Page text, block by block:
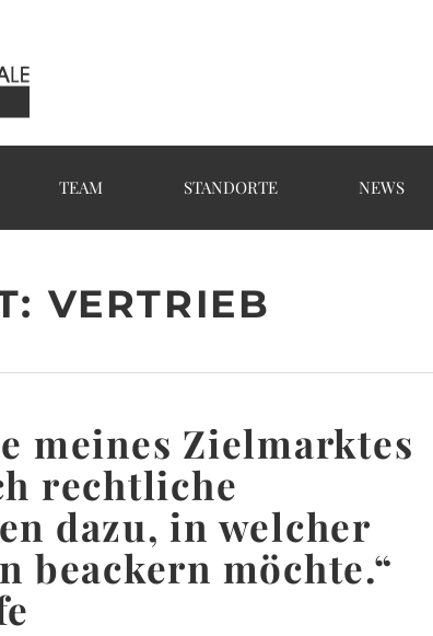
TEAM STANDORTE NEWS
VERTRIEB
meines Zielmarktes
rechtliche
dazu, in welcher
beackern möchte.“